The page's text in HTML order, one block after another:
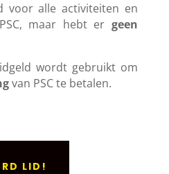
voor alle activiteiten en
maar hebt er geen
wordt gebruikt om
van PSC te betalen.
LID!